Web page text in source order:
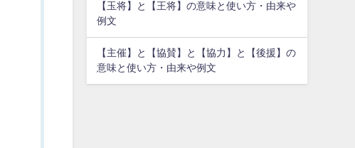
【玉将】と【王将】の意味と使い方・由来や
例文
【主催】と【協賛】と【協力】と【後援】の
意味と使い方・由来や例文